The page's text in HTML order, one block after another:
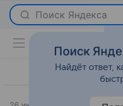
Поиск Яндекса
Поиск
Найдёт ответ,